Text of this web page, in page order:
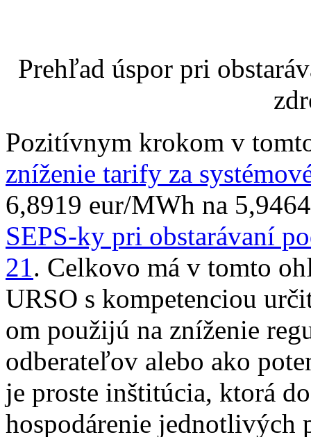
Prehľad úspor pri
Pozitívnym krokom v
zníženie tarify za
6,8919 eur/MWh na
SEPS-ky pri obstarávaní
21. Celkovo má v tomto
URSO s kompetenciou
om použijú na zníženie
odberateľov alebo ako
je proste inštitúcia, ktorá
hospodárenie jednotlivých